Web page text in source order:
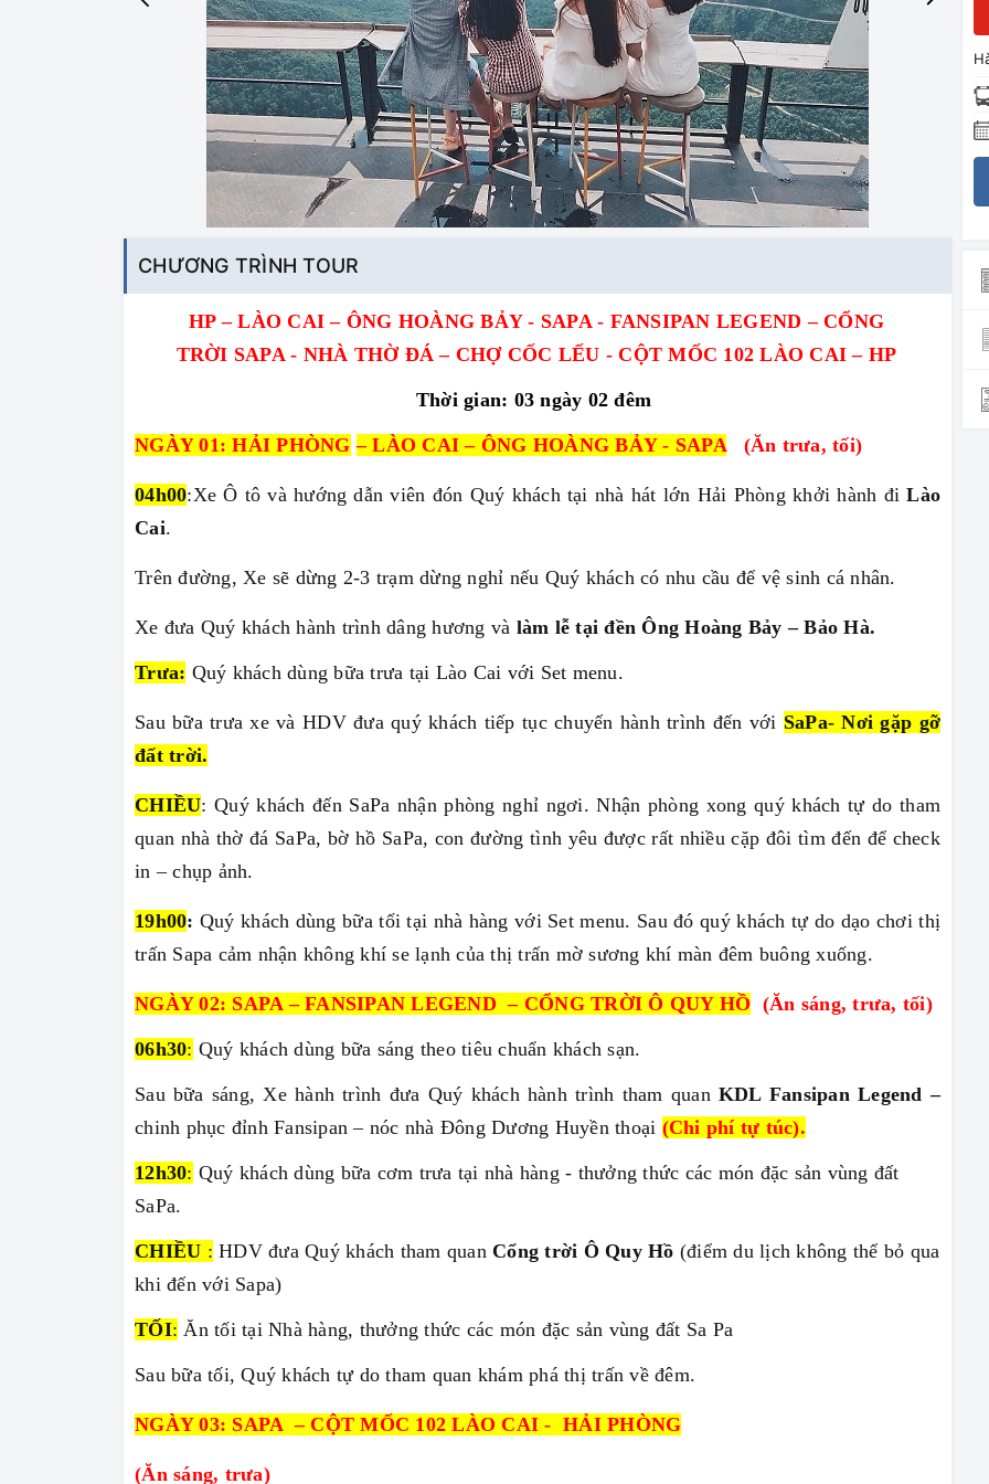
CHƯƠNG TRÌNH TOUR
HP –LÀO CAI – ÔNG HOÀNG BẢY - SAPA - FANSIPAN LEGEND – CỔNG
TRỜI SAPA- NHÀ THỜ ĐÁ – CHỢ CỐC LẾU - CỘT MỐC 102 LÀO CAI – HP
Thời gian: 03 ngày 02 đêm
NGÀY 01:HẢI PHÒNG –LÀO CAI – ÔNG HOÀNG BẢY - SAPA (Ăn trưa, tối)
04h00:Xe Ô tô và hướng dẫn viên đón Quý khách tại nhà hát lớn Hải Phòng khởi hành điLào
Cai.
Trên đường, Xe sẽ dừng 2-3 trạm dừng nghỉ nếu Quý khách có nhu cầu để vệ sinh cá nhân.
Xe đưa Quý khách hành trình dâng hương và làm lễ tại đền Ông Hoàng Bảy – Bảo Hà.
Trưa: Quý khách dùng bữa trưa tại Lào Cai với Set menu.
Sau bữa trưa xe và HDV đưa quý khách tiếp tục chuyến hành trình đến với SaPa- Nơi gặp gỡ
đất trời.
CHIỀU: Quý khách đến SaPa nhận phòng nghỉ ngơi. Nhận phòng xong quý khách tự do tham
quan nhà thờ đá SaPa, bờ hồ SaPa, con đường tình yêu được rất nhiều cặp đôi tìm đến để check
in – chụp ảnh.
19h00: Quý khách dùng bữa tối tại nhà hàng với Set menu. Sau đó quý khách tự do dạo chơi thị
trấn Sapa cảm nhận không khí se lạnh của thị trấn mờ sương khí màn đêm buông xuống.
NGÀY 02: SAPA – FANSIPAN LEGEND – CỔNG TRỜI Ô QUY HỒ (Ăn sáng, trưa, tối)
06h30: Quý khách dùng bữa sáng theo tiêu chuẩn khách sạn.
Sau bữa sáng, Xe hành trình đưa Quý khách hành trình tham quanKDL Fansipan Legend –
chinh phục đỉnh Fansipan – nóc nhà Đông Dương Huyền thoại (Chi phí tự túc).
12h30: Quý khách dùng bữa cơm trưa tại nhà hàng - thưởng thức các món đặc sản vùng đất
SaPa.
CHIỀU : HDV đưa Quý khách tham quan Cổng trời Ô Quy Hồ (điểm du lịch không thể bỏ qua
khi đến với Sapa)
TỐI: Ăn tối tại Nhà hàng, thưởng thức các món đặc sản vùng đất Sa Pa
Sau bữa tối, Quý khách tự do tham quan khám phá thị trấn về đêm.
NGÀY 03: SAPA – CỘT MỐC 102 LÀO CAI - HẢI PHÒNG
(Ăn sáng, trưa)